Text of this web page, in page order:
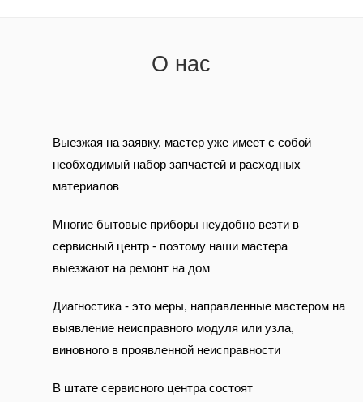
О нас
Выезжая на заявку, мастер уже имеет с собой
необходимый набор запчастей и расходных
материалов
Многие бытовые приборы неудобно везти в
сервисный центр - поэтому наши мастера
выезжают на ремонт на дом
Диагностика - это меры, направленные мастером на
выявление неисправного модуля или узла,
виновного в проявленной неисправности
В штате сервисного центра состоят